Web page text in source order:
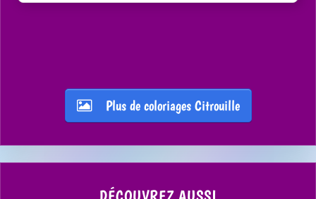
Plus de coloriages Citrouille